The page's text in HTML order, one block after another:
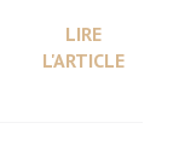
LIRE
L'ARTICLE